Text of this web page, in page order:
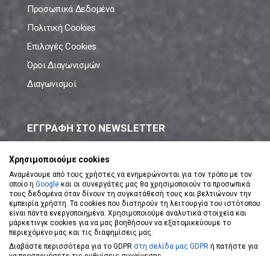
Προσωπικά Δεδομένα
Πολιτική Cookies
Επιλογές Cookies
Όροι Διαγωνισμών
Διαγωνισμοί
ΕΓΓΡΑΦΗ ΣΤΟ NEWSLETTER
ΕΓΓΡΑΦΗ ΣΤΟ NEWSLETTER
Αποδέχομαι τουςΌρους Χρήσης
Χρησιμοποιούμε cookies
Αναμένουμε από τους χρήστες να ενημερώνονται για τον τρόπο με τον
οποίο η Google και οι συνεργάτες μας θα χρησιμοποιούν τα προσωπικά
τους δεδομένα όταν δίνουν τη συγκατάθεσή τους και βελτιώνουν την
εμπειρία χρήστη. Τα cookies που διατηρούν τη λειτουργία του ιστότοπου
είναι πάντα ενεργοποιημένα. Χρησιμοποιούμε αναλυτικά στοιχεία και
μάρκετινγκ cookies για να μας βοηθήσουν να εξατομικεύουμε το
περιεχόμενο μας και τις διαφημίσεις μας.
Διαβάστε περισσότερα για το GDPR στη σελίδα μας GDPR ή πατήστε για